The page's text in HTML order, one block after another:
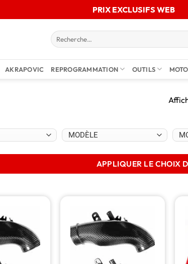
PRIX EXCLUSIFS WEB
AKRAPOVIC REPROGRAMMATION OUTILS MOTO
APPLIQUER LE CHOIX